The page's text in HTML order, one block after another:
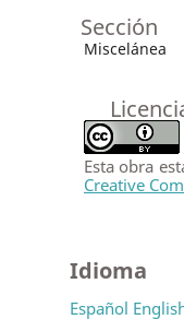
Sección
Miscelánea
Esta obra
Creative
Idioma
Español